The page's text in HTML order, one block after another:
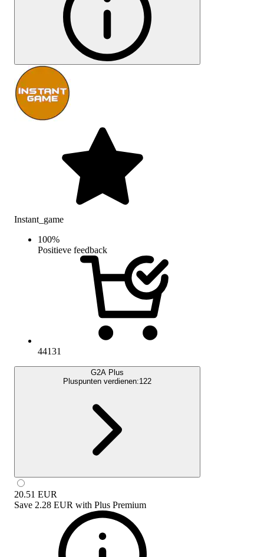
Instant_game
100%
Positieve feedback
44131
G2A Plus
Pluspunten verdienen:122
20.51 EUR
Save 2.28 EUR with Plus Premium